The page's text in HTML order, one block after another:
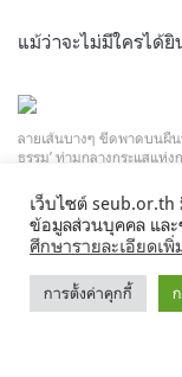
แม้ว่าจะไม่มีใครได้
ลายเส้นบางๆ ขีดพาดบนผื
ธรรม’ ท่ามกลางกระแสแห่ง
หาดปากบารา อ.ล
ชั่วอายุคน ทั้งเป็น
เว็บไซต์ seub.or.th
ข้อมูลส่วนบุคคล แล
ศึกษารายละเอียดเพิ่
การตั้งค่าคุกกี้